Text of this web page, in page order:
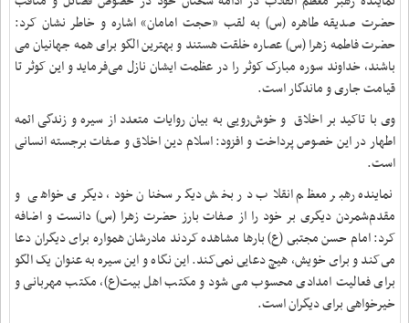
حضرت صدیقه طاهره (س) به لقب «حجت امامان» اشاره و خاطر نشان کرد:
حضرت فاطمه زهرا (س) عصاره خلقت هستند و بهترین الگو برای همه جهانیان می
باشند، خداوند سوره مبارک کوثر را در عظمت ایشان نازل می‌فرماید و این کوثر تا
قیامت جاری و ماندگار است.
وی با تاکید بر اخلاق و خوش‌رویی به بیان روایات متعدد از سیره و زندگی ائمه
اطهار در این خصوص پرداخت و افزود: اسلام دین اخلاق و صفات برجسته انسانی
است.
نماینده رهبر معظم انقلاب در بخش دیگر سخنان خود، دیگری خواهی و
مقدم‌شمردن دیگری بر خود را از صفات بارز حضرت زهرا (س) دانست و اضافه
کرد: امام حسن مجتبى (ع)‌ بارها مشاهده کردند مادرشان همواره براى دیگران دعا
مى‌کند و براى خویش، هیچ دعایى نمى‌کند. این نگاه و این سیره به عنوان یک الگو
برای فعالیت‌ امدادی محسوب می شود و مکتب اهل بیت(ع)، مکتب مهربانی و
خیرخواهی برای دیگران است.